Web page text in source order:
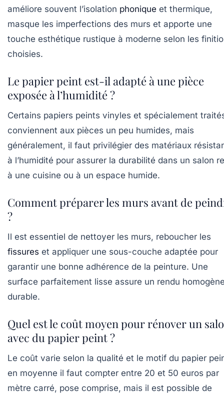
améliore souvent l’isolation phonique et thermique,
masque les imperfections des murs et apporte une
touche esthétique rustique à moderne selon les
choisies.
Le papier peint est-il adapté à une pièce
exposée à l’humidité ?
Certains papiers peints vinyles et spécialement
conviennent aux pièces un peu humides, mais
généralement, il faut privilégier des matériaux
à l’humidité pour assurer la durabilité dans un salon
à une cuisine ou à un espace humide.
Comment préparer les murs avant de
?
Il est essentiel de nettoyer les murs, reboucher les
fissures et appliquer une sous-couche adaptée pour
garantir une bonne adhérence de la peinture. Une
surface parfaitement lisse assure un rendu
durable.
Quel est le coût moyen pour rénover un
avec du papier peint ?
Le coût varie selon la qualité et le motif du papier
en moyenne il faut compter entre 20 et 50 euros par
mètre carré, pose comprise, mais il est possible de